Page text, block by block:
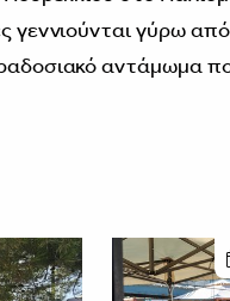
γεννιούνται γύρω
αντάμωμα